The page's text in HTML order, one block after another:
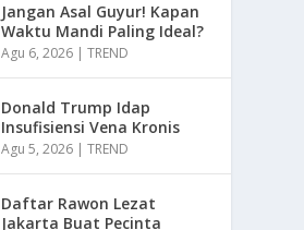
Jangan Asal Guyur! Kapan
Waktu Mandi Paling Ideal?
Agu 6, 2026 |TREND
Donald Trump Idap
Insufisiensi Vena Kronis
Agu 5, 2026 |TREND
Daftar Rawon Lezat
Jakarta Buat Pecinta